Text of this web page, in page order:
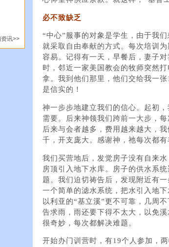
讯>>
必不致缺乏
“中心”服事的对象是学生，由于我
就采取自由奉献的方式。每次培训
容易。记得有一天，早餐后，妻子
时，邻近一家美国教会的牧师突然
拿。我到他们那里，他们交给我一
是信实的！
神一步步地建立我们的信心。起初
需要。后来神领我们跨前一大步，
后来与会者越多，费用越来越大，
千，开支庞大。感谢神，祂每次都有
我们买营地后，发觉房子没有自来
房顶引入地下水库。房子的供水系
题。我们迫切祷告后，发现附近有
一个简单的滤水系统，把水引入地
以利亚的“基立溪”更不可靠，几周
告求雨，雨还要下得不太大，以免
很奇妙，每次都解决难题。
开始办门训营时，有19个人参加，